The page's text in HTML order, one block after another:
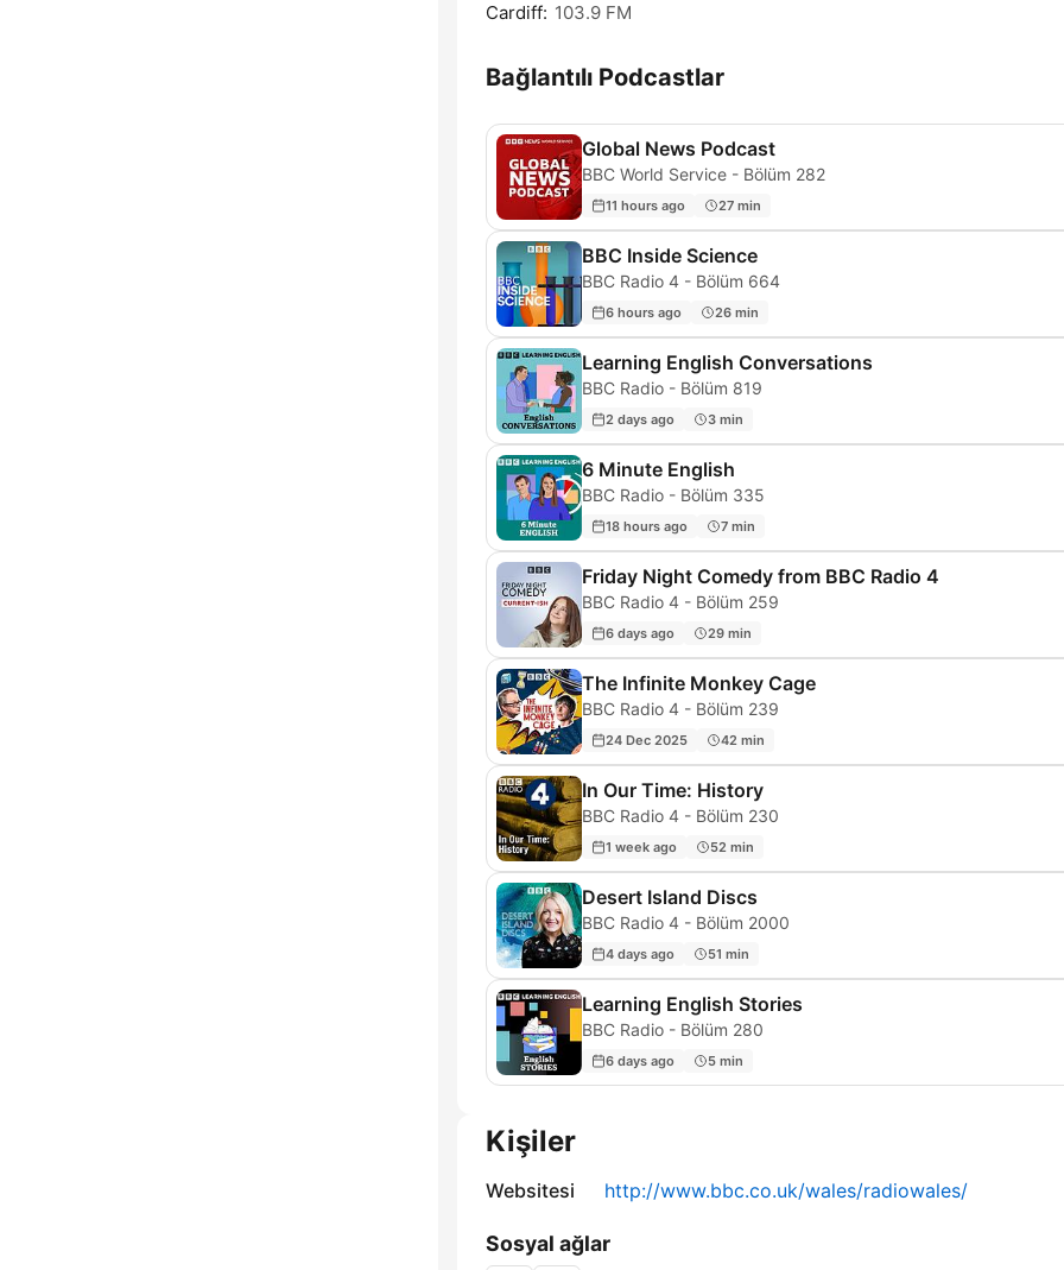
Cardiff: 103.9 FM
Bağlantılı Podcastlar
Global News Podcast
BBC World Service - Bölüm 282
11 hours ago 27 min
BBC Inside Science
BBC Radio 4 - Bölüm 664
6 hours ago 26 min
Learning English Conversations
BBC Radio - Bölüm 819
2 days ago 3 min
6 Minute English
BBC Radio - Bölüm 335
18 hours ago 7 min
Friday Night Comedy from BBC Radio 4
BBC Radio 4 - Bölüm 259
6 days ago 29 min
The Infinite Monkey Cage
BBC Radio 4 - Bölüm 239
24 Dec 2025 42 min
In Our Time: History
BBC Radio 4 - Bölüm 230
1 week ago 52 min
Desert Island Discs
BBC Radio 4 - Bölüm 2000
4 days ago 51 min
Learning English Stories
BBC Radio - Bölüm 280
6 days ago 5 min
Kişiler
Websitesi http://www.bbc.co.uk/wales/radiowales/
Sosyal ağlar